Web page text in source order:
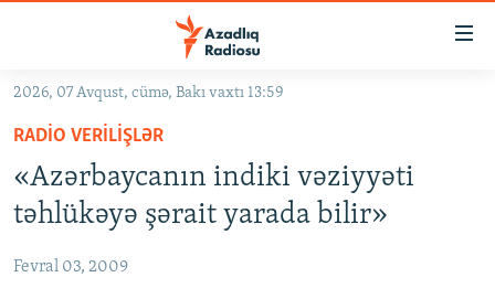
Əsas
qayıt
Əsas
naviqasiyaya
qayıt
Axtarışa
GÜNDƏM
KORRUPSIOMETR
FƏRQƏ BAX
2026, 07 Avqust, cümə, Bakı vaxtı 13:59
RADIO VERILIŞLƏR
«Azərbaycanın indiki vəziyyəti
təhlükəyə şərait yarada bilir»
Fevral 03, 2009